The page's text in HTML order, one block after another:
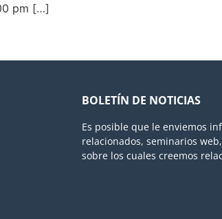
pm […]
BOLETÍN DE NOTICIAS
Es posible que le enviemos
relacionados, seminarios
sobre los cuales creemos